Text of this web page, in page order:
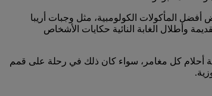
أفضل المأكولات الكولومبية، مثل وجبات أريبا
وأطلال الغابة النائية حكايات الأشخاص
أحلام كل مغامر، سواء كان ذلك في رحلة على قمم